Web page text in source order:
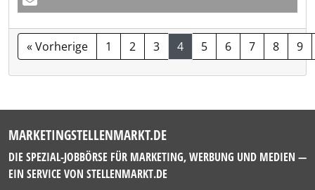
« Vorherige 1 2 3 4 5 6 7 8 9
MARKETINGSTELLENMARKT.DE
DIE SPEZIAL-JOBBÖRSE FÜR MARKETING, WERBUNG UND MEDIEN —
EIN SERVICE VON STELLENMARKT.DE